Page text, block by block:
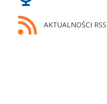
AKTUALNOŚCI RSS